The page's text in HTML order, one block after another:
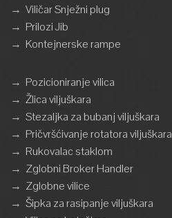
→ Viličar Snježni plug
→ Prilozi Jib
→ Kontejnerske rampe
→ Pozicioniranje vilica
→ Žlica viljuškara
→ Stezaljka za bubanj viljuškara
→ Pričvršćivanje rotatora viljuškara
→ Rukovalac staklom
→ Zglobni Broker Handler
→ Zglobne vilice
→ Šipka za rasipanje viljuškara